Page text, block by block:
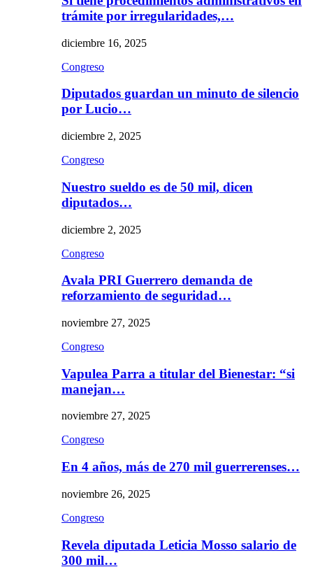
trámite por irregularidades,…
diciembre 16, 2025
Congreso
Diputados guardan un minuto de silencio
por Lucio…
diciembre 2, 2025
Congreso
Nuestro sueldo es de 50 mil, dicen
diputados…
diciembre 2, 2025
Congreso
Avala PRI Guerrero demanda de
reforzamiento de seguridad…
noviembre 27, 2025
Congreso
Vapulea Parra a titular del Bienestar: “si
manejan…
noviembre 27, 2025
Congreso
En 4 años, más de 270 mil guerrerenses…
noviembre 26, 2025
Congreso
Revela diputada Leticia Mosso salario de
300 mil…